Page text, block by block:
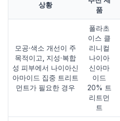
상황
품
모공·색소 개선이 주
목적이고, 지성·복합
성 피부에서 나이아신
아마이드 집중 트리트
먼트가 필요한 경우
폴라초
이스 클
리니컬
나이아
신아마
이드
20% 트
리트먼
트